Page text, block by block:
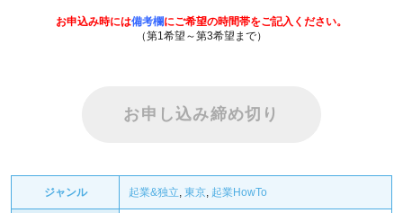
お申込み時には備考欄にご希望の時間帯をご記入ください。
（第1希望～第3希望まで）
お申し込み締め切り
ジャンル 起業&独立 東京 起業HowTo